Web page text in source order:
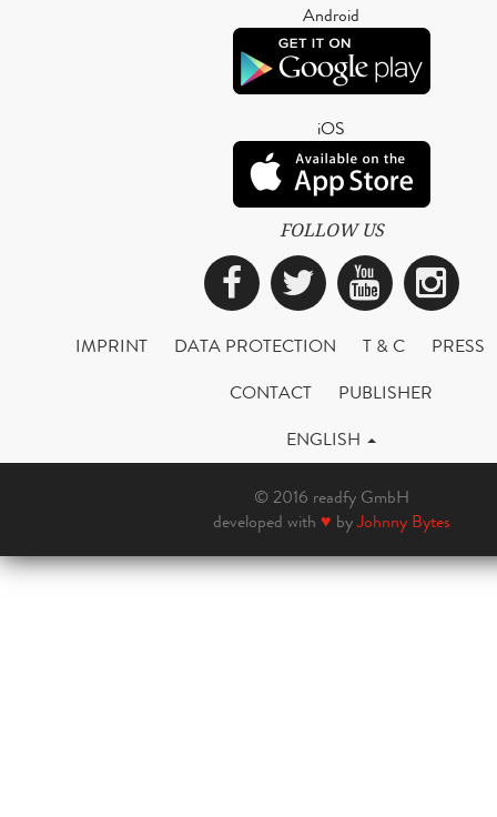
Android
iOS
FOLLOW US
Facebook
Twitter
IMPRINT DATA PROTECTION T & C
PRESS
CONTACT
PUBLISHER
ENGLISH
© 2016 readfy GmbH
developed with ♥ byJohnny Bytes